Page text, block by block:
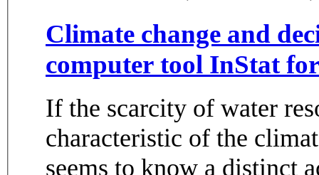
Climate change and
computer tool InStat
If the scarcity of water
characteristic of the
seems to know a distinct